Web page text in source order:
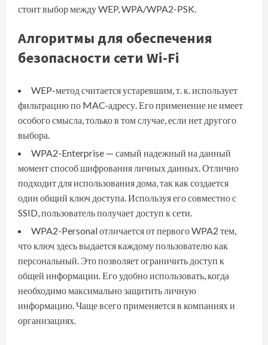
стоит выбор между WEP, WPA/WPA2-PSK.
Алгоритмы для обеспечения
безопасности сети Wi-Fi
WEP-метод считается устаревшим, т. к. использует
фильтрацию по MAC-адресу. Его применение не имеет
особого смысла, только в том случае, если нет другого
выбора.
WPA2-Enterprise — самый надежный на данный
момент способ шифрования личных данных. Отлично
подходит для использования дома, так как создается
один общий ключ доступа. Используя его совместно с
SSID, пользователь получает доступ к сети.
WPA2-Personal отличается от первого WPA2 тем,
что ключ здесь выдается каждому пользователю как
персональный. Это позволяет ограничить доступ к
общей информации. Его удобно использовать, когда
необходимо максимально защитить личную
информацию. Чаще всего применяется в компаниях и
организациях.